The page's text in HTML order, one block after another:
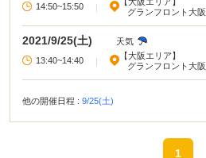
14:50~15:50
|
グランフロント大阪
2021/9/25(土)
天気
13:40~14:40
|
【大阪エリア】
グランフロント大阪
他の開催日程 : 9/25(土)
1